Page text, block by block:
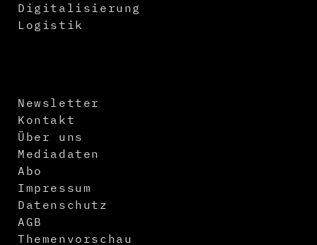
Digitalisierung
Logistik
Newsletter
Kontakt
Über uns
Mediadaten
Abo
Impressum
Datenschutz
AGB
Themenvorschau